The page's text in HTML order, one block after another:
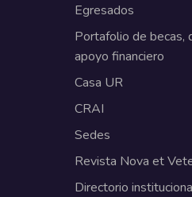
Egresados
Portafolio de becas,
apoyo financiero
Casa UR
CRAI
Sedes
Revista Nova et
Directorio